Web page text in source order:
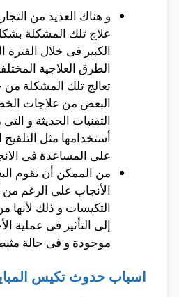
و هناك العديد من
علاج تلك المشكلة
الكبير فى خلال الفترة
الطرق العلاجية
تعالج تلك المشكلة
البعض من علاجات
التقنيات الحديثة و
أستخدامها مثل
على المساعدة فى
من الممكن أن تقوم
الأنجاب على الرغم من
التكيسات و ذلك لأنها
إلى التأثير فى عملية
موجودة و فى حالة
اسباب حدوث تكيس